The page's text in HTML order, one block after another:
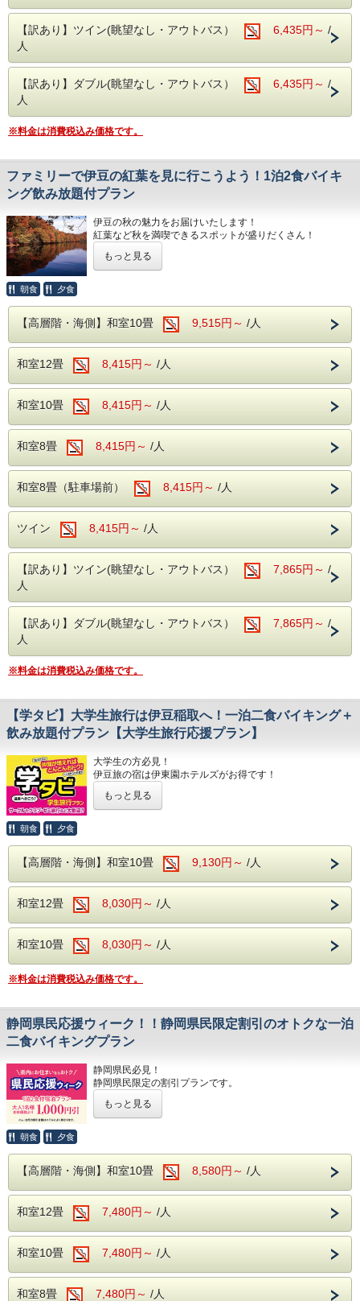
のみ従来通りの計算方法を採用します。ご注意ください。
2026年
9月6日～9月11日
10月4日～10月9日
<注意事項>
上記、期間内で2泊できる日程でのご利用が
期間に含まれない日程は、ご利用いただけま
せんので、ご注意ください。
2泊限定のプランとなります。
ご予約後に1泊、3泊以上に変更される場合は
通常プランの料金となります。
優待券(サービス券・割引券)はご利用いただ
けないプランになります。
販売金額は、値引き後の金額になります。
表示されている料金は1泊あたりに按分した
金額になります。
当館周辺には、珍しいワニや植物が楽しめる
「熱川バナナワニ園」や、迫力満点のホワイ
トタイガーに会える「伊豆アニマルキングダ
ットが満載です。
当館自慢の大自然に囲まれた露天風呂や広々
とした大浴場へ。豊かな緑と温泉が、旅の疲
れを優しく癒してくれます。さらに、館内に
はカラオケルームや卓球コーナーも完備！ご
家族やご友人と、夜まで思いっきりお楽しみ
いただけます。
（※カラオケ・卓球は当日フロントにて事前
予約制となります。お気軽にお申し付けくだ
さい。）
​■チェックイン・チェックアウト
・チェックインは15時！
営業時間の都合上、18時までにご到着くださ
い。
・チェックアウトは嬉しい11時！
※2026年7月18日(土)～2026年8月29日
(土)のご宿泊はチェックアウト時刻が10：00
迄となります。
■ご夕食
旬の素材にこだわった和・洋・中のバイキン
グ料理
さらに、アルコール・ソフトドリンク飲み放
題！
※夕食時間は当日ご宿泊のお客様の人数で変
動する為、詳しいお時間については当日ホテ
ルへ直接お問合せ下さい。（0570-036-780）
和洋のバイキング ソフトドリンク飲み放題！
​■駐車場
駐車場を分散しご用意しております。ご到着
の際は直接フロント近くまでお車でお越しく
ださい。
マイクロバス（中型車以上）を駐車希望の方
【訳あり】ツイン(眺望なし・アウトバス） 6,435円～ /
人
【訳あり】ダブル(眺望なし・アウトバス） 6,435円～ /
人
※料金は消費税込み価格です。
ファミリーで伊豆の紅葉を見に行こうよう！1泊2食バイキ
ング飲み放題付プラン
伊豆の秋の魅力をお届けいたします！
紅葉など秋を満喫できるスポットが盛りだくさん！
伊豆の紅葉は、例年１１月中旬から１２月上旬にかけ
て・・・ 伊豆半島の気候は、温暖のために色づきが本州よ
中旬
紅葉といえばもみじやカエデの「赤」ですがすすきの紅葉
いかがでしょうか？夕日に染まったすすき野原は、
まるで「黄金の海」のように。
当館より車で約15分（約5.3Kｍ）
・河津七滝 例年の見頃時期１１月下旬～１２月上旬
七滝と書いて、（ななだる）と読みます。
河津川上流から流れる７つの滝を眺めながら、
紅葉をお楽しみいただけることと思います。
当館より車で20分（約20Km）
大室山といえば真ん中がくぼんでいる不思議な形の山です
秋は、すすきが緑から黄金へ変化して、
周辺の山々も赤く染まる絶景の紅葉鑑賞スポットです。
当館より車で約34分（約21Km）
・一碧湖 例年の見頃時期１１月中旬～１２月中旬
春は、桜。秋は、紅葉と四季折々の趣が楽しめます
当館より車で約40分（約25Km）
周辺には「熱川バナナワニ園」や「伊豆アニマルキングダ
ム」など観光施設も充実！
館内では大自然に囲まれた露天風呂や大浴場で温泉を満喫で
きるほか、カラオケや卓球（当日フロント要予約）もお楽し
みいただけます。
・チェックインは15時から！
※夕食時間の都合上、18時までにご到着ください。
・チェックアウトは嬉しい11時！
※お時間は当日フロントにてご案内いたします（問合せ：
・ご朝食
＜駐車場(無料)＞
（大型車は駐車不可）。
もっと見る
朝食 夕食
【高層階・海側】和室10畳 9,515円～ /人
和室12畳 8,415円～ /人
和室10畳 8,415円～ /人
和室8畳 8,415円～ /人
和室8畳（駐車場前） 8,415円～ /人
ツイン 8,415円～ /人
【訳あり】ツイン(眺望なし・アウトバス） 7,865円～ /
人
【訳あり】ダブル(眺望なし・アウトバス） 7,865円～ /
人
※料金は消費税込み価格です。
【学タビ】大学生旅行は伊豆稲取へ！一泊二食バイキング＋
飲み放題付プラン【大学生旅行応援プラン】
大学生の方必見！
伊豆旅の宿は伊東園ホテルズがお得です！
＜料金＞
1室5名様以上・・・1名様あたり2,000円(税込み2200
【注意事項】
※チェックイン時に学生証をご提示ください。
※20歳未満の方の飲酒・喫煙は固くお断りいたします。
※中学生・高校生はプラン対象外となります。
※ご宿泊予定日までに学生証を所属校へ返却される予定の方
は、
ご持参ください。
※顔写真のない学生証をお持ちの場合は 学生証と同じお名
前が
記載されている下記のいずれかをお持ちください。
・運転免許証
・クレジットカード
・その他、公的に身分証と認められるもの
※20歳未満グループのご宿泊は、保護者の方の同意書を事
・プリンターをお持ちでない場合は施設までお問い合わせく
当館周辺には、珍しいワニや植物が楽しめる「熱川バナナワ
マルキングダム」など、伊豆の魅力あふれるレジャースポッ
トが満載です。
当館自慢の大自然に囲まれた露天風呂や広々とした大浴場
へ。豊かな緑と温泉が、旅の疲れを優しく癒してくれます。
もっと見る
朝食 夕食
【高層階・海側】和室10畳 9,130円～ /人
和室12畳 8,030円～ /人
和室10畳 8,030円～ /人
※料金は消費税込み価格です。
静岡県民応援ウィーク！！静岡県民限定割引のオトクな一泊
二食バイキングプラン
静岡県民必見！
静岡県民限定の割引プランです。
割引になるプランです。
9月13日～9月18日
10月12日～10月16日
11月23日～11月27日
12月6日～12月11日
もっと見る
朝食 夕食
【高層階・海側】和室10畳 8,580円～ /人
和室12畳 7,480円～ /人
和室10畳 7,480円～ /人
和室8畳 7,480円～ /人